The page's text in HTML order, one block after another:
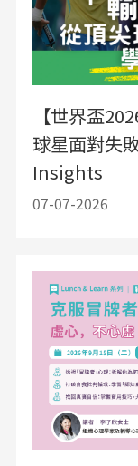
【世界盃
球星面對失
Insights
07-07-2026